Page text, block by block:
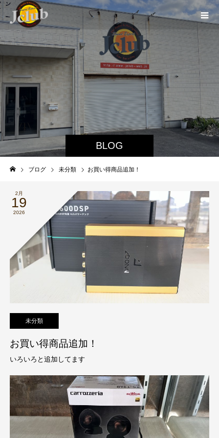
BLOG
ブログ 未分類 お買い得商品追加！
2月
19
2026
未分類
お買い得商品追加！
いろいろと追加してます